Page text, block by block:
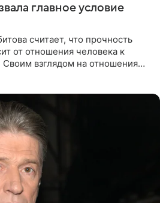
главное условие
считает, что прочность
от отношения человека к
взглядом на отношения